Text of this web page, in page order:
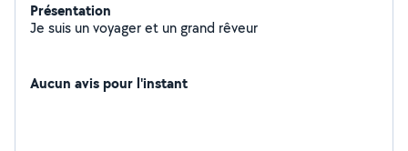
Présentation
Je suis un voyager et un grand rêveur
Aucun avis pour l'instant